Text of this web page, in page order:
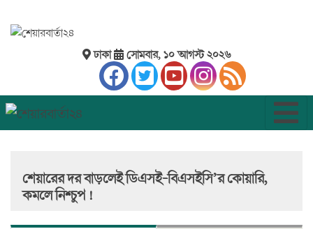
ঢাকা সোমবার, ১০ আগস্ট ২০২৬
শেয়ারের দর বাড়লেই ডিএসই-বিএসইসি’র কোয়ারি,
কমলে নিশ্চুপ !